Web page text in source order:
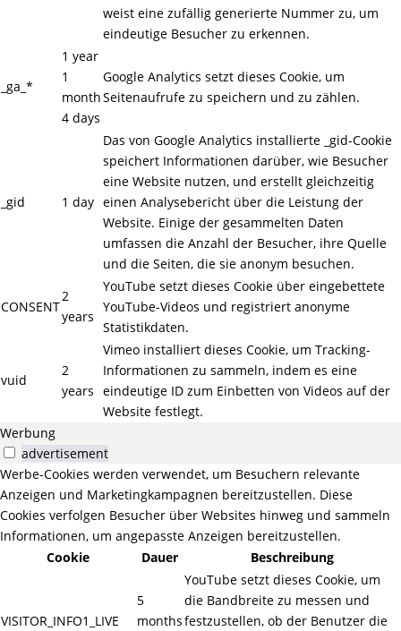
weist eine zufällig generierte Nummer zu, um
eindeutige Besucher zu erkennen.
_ga_*
1 year
1
month
4 days
Google Analytics setzt dieses Cookie, um
Seitenaufrufe zu speichern und zu zählen.
_gid 1 day
Das von Google Analytics installierte _gid-Cookie
speichert Informationen darüber, wie Besucher
eine Website nutzen, und erstellt gleichzeitig
einen Analysebericht über die Leistung der
Website. Einige der gesammelten Daten
umfassen die Anzahl der Besucher, ihre Quelle
und die Seiten, die sie anonym besuchen.
CONSENT
2
years
YouTube setzt dieses Cookie über eingebettete
YouTube-Videos und registriert anonyme
Statistikdaten.
vuid
2
years
Vimeo installiert dieses Cookie, um Tracking-
Informationen zu sammeln, indem es eine
eindeutige ID zum Einbetten von Videos auf der
Website festlegt.
Werbung
advertisement
Werbe-Cookies werden verwendet, um Besuchern relevante
Anzeigen und Marketingkampagnen bereitzustellen. Diese
Cookies verfolgen Besucher über Websites hinweg und sammeln
Informationen, um angepasste Anzeigen bereitzustellen.
Cookie
Dauer Beschreibung
VISITOR_INFO1_LIVE
5
months
YouTube setzt dieses Cookie, um
die Bandbreite zu messen und
festzustellen, ob der Benutzer die